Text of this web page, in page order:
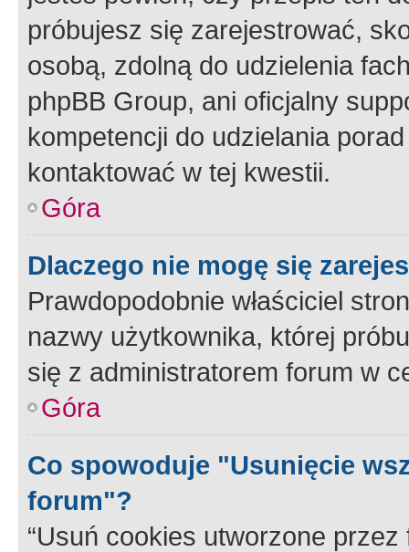
próbujesz się zarejestrować,
osobą, zdolną do udzielenia
phpBB Group, ani oficjalny
kompetencji do udzielania
kontaktować w tej kwestii.
Góra
Dlaczego nie mogę się
Prawdopodobnie właściciel
nazwy użytkownika, której
się z administratorem forum w
Góra
Co spowoduje "Usunięcie
forum"?
“Usuń cookies utworzone